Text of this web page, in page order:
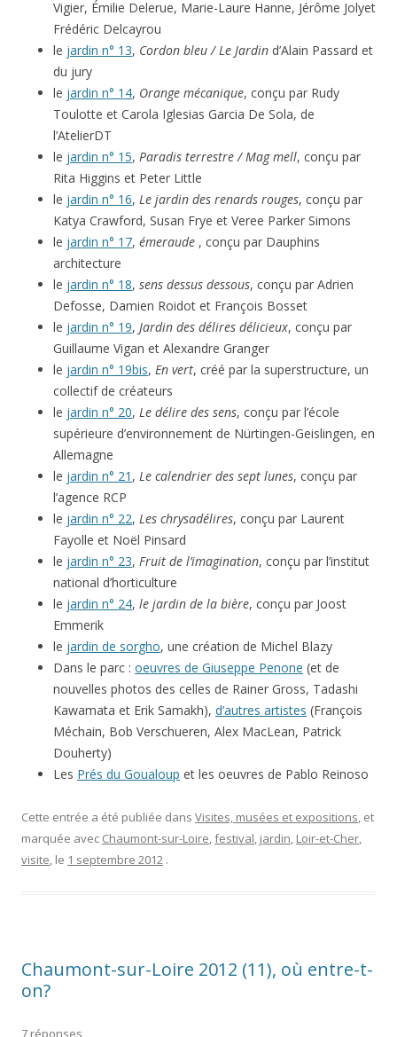
Vigier, Émilie Delerue, Marie-Laure Hanne, Jérôme Jolyet
Frédéric Delcayrou
le jardin n° 13, Cordon bleu / Le Jardin d’Alain Passard et
du jury
le jardin n° 14, Orange mécanique, conçu par Rudy
Toulotte et Carola Iglesias Garcia De Sola, de
l’AtelierDT
le jardin n° 15, Paradis terrestre / Mag mell, conçu par
Rita Higgins et Peter Little
le jardin n° 16, Le jardin des renards rouges, conçu par
Katya Crawford, Susan Frye et Veree Parker Simons
le jardin n° 17, émeraude , conçu par Dauphins
architecture
le jardin n° 18, sens dessus dessous, conçu par Adrien
Defosse, Damien Roidot et François Bosset
le jardin n° 19, Jardin des délires délicieux, conçu par
Guillaume Vigan et Alexandre Granger
le jardin n° 19bis, En vert, créé par la superstructure, un
collectif de créateurs
le jardin n° 20, Le délire des sens, conçu par l’école
supérieure d’environnement de Nürtingen-Geislingen, en
Allemagne
le jardin n° 21 , Le calendrier des sept lunes, conçu par
l’agence RCP
le jardin n° 22, Les chrysadélires, conçu par Laurent
Fayolle et Noël Pinsard
le jardin n° 23, Fruit de l’imagination, conçu par l’institut
national d’horticulture
le jardin n° 24, le jardin de la bière, conçu par Joost
Emmerik
le jardin de sorgho, une création de Michel Blazy
Dans le parc : oeuvres de Giuseppe Penone (et de
nouvelles photos des celles de Rainer Gross, Tadashi
Kawamata et Erik Samakh), d’autres artistes (François
Méchain, Bob Verschueren, Alex MacLean, Patrick
Douherty)
Les Prés du Goualoup et les oeuvres de Pablo Reinoso
Cette entrée a été publiée dans Visites, musées et expositions, et
marquée avec Chaumont-sur-Loire,festival, jardin, Loir-et-Cher,
visite, le 1 septembre 2012 .
Chaumont-sur-Loire 2012 (11), où entre-t-
on?
7 réponses